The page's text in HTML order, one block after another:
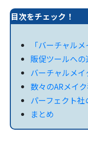
目次をチェック！
「バーチャル
販促ツールへ
バーチャルメ
数々のARメイ
パーフェクト
まとめ